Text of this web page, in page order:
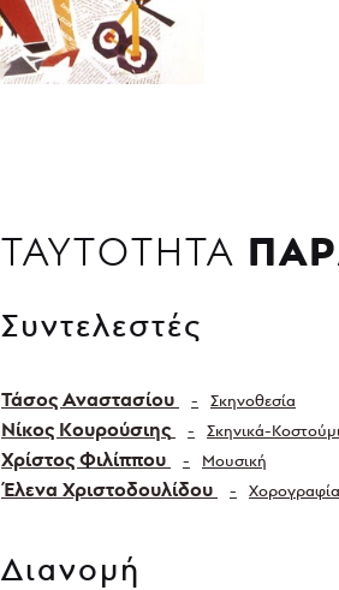
ΤΑΥΤΟΤΗΤΑ
Συντελεστές
Τάσος Αναστασίου Σκηνοθεσία
Νίκος Κουρούσιης Σκηνικά-
Χρίστος Φιλίππου Μουσική
Έλενα Χριστοδουλίδου Χορογραφία
Διανομή